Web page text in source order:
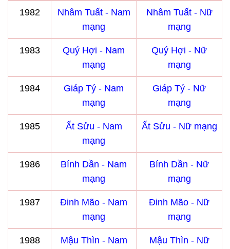
1982
Nhâm Tuất - Nam
mạng
Nhâm Tuất - Nữ
mạng
1983
Quý Hợi - Nam
mạng
Quý Hợi - Nữ
mạng
1984
Giáp Tý - Nam
mạng
Giáp Tý - Nữ
mạng
1985
Ất Sửu - Nam
mạng
Ất Sửu - Nữ mạng
1986
Bính Dần - Nam
mạng
Bính Dần - Nữ
mạng
1987
Đinh Mão - Nam
mạng
Đinh Mão - Nữ
mạng
1988
Mậu Thìn - Nam
Mậu Thìn - Nữ